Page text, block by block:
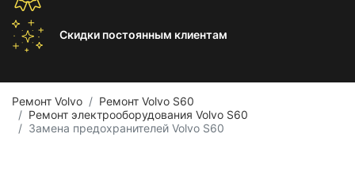
Скидки постоянным клиентам
Ремонт Volvo
Ремонт Volvo S60
Ремонт электрооборудования Volvo S60
Замена предохранителей Volvo S60